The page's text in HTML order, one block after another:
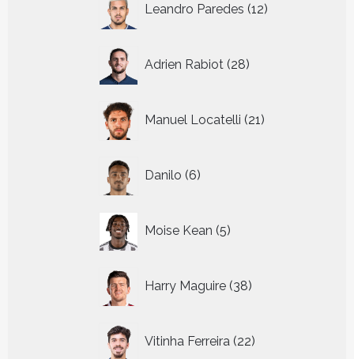
Leandro Paredes 12
producten
Adrien Rabiot 28
producten
Manuel Locatelli 21
producten
Danilo 6
producten
Moise Kean 5
producten
Harry Maguire 38
producten
Vitinha Ferreira 22
producten